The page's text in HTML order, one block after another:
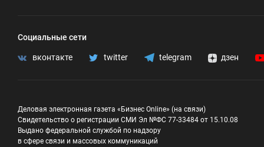
Социальные сети
вконтакте twitter telegram дзен
Деловая электронная газета «Бизнес Online» (на связи)
Свидетельство о регистрации СМИ Эл №ФС 77-33484 от 15.10.08
Выдано федеральной службой по надзору
в сфере связи и массовых коммуникаций